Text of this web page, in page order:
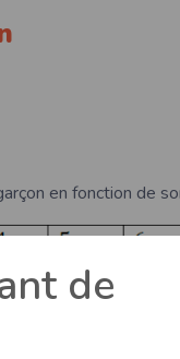
en fonction de
de